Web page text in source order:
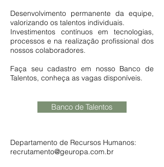
Desenvolvimento permanente da equipe,
valorizando os talentos individuais.
Investimentos contínuos em tecnologias,
processos e na realização profissional dos
nossos colaboradores.
Faça seu cadastro em nosso Banco de
Talentos, conheça as vagas disponíveis.
Departamento de Recursos Humanos:
recrutamento@geuropa.com.br
Banco de Talentos